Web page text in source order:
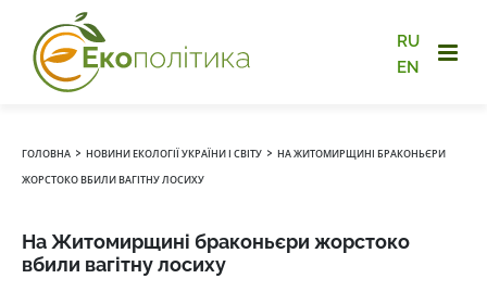
RU
EN
ГОЛОВНА › НОВИНИ ЕКОЛОГІЇ УКРАЇНИ І СВІТУ › НА ЖИТОМИРЩИНІ БРАКОНЬЄРИ
ЖОРСТОКО ВБИЛИ ВАГІТНУ ЛОСИХУ
На Житомирщині браконьєри жорстоко
вбили вагітну лосиху